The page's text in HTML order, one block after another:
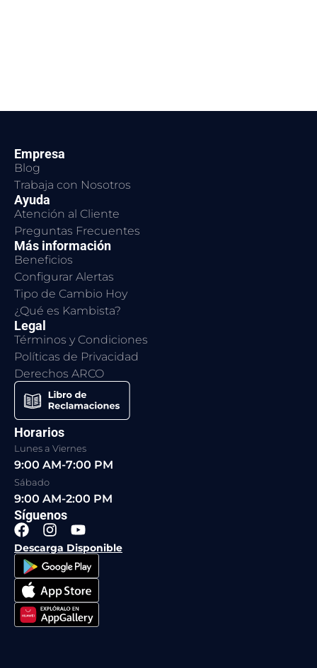
Empresa
Blog
Trabaja con Nosotros
Ayuda
Atención al Cliente
Preguntas Frecuentes
Más información
Beneficios
Configurar Alertas
Tipo de Cambio Hoy
¿Qué es Kambista?
Legal
Términos y Condiciones
Políticas de Privacidad
Derechos ARCO
Horarios
Lunes a Viernes
9:00 AM-7:00 PM
Sábado
9:00 AM-2:00 PM
Síguenos
F
a
c
e
b
o
o
k
I
n
s
t
a
g
r
a
Y
o
u
t
u
b
e
Descarga Disponible